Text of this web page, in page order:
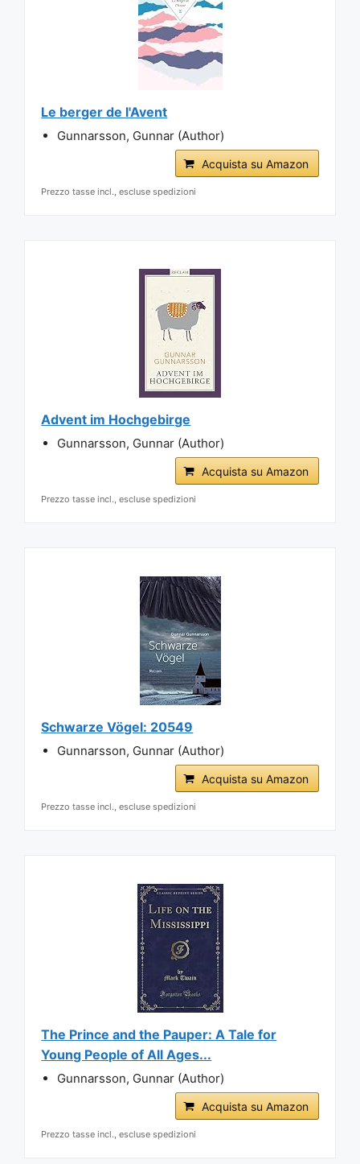
Le berger de l'Avent
Gunnarsson, Gunnar (Author)
Acquista su Amazon
Prezzo tasse incl., escluse spedizioni
Advent im Hochgebirge
Gunnarsson, Gunnar (Author)
Acquista su Amazon
Prezzo tasse incl., escluse spedizioni
Schwarze Vögel: 20549
Gunnarsson, Gunnar (Author)
Acquista su Amazon
Prezzo tasse incl., escluse spedizioni
The Prince and the Pauper: A Tale for
Young People of All Ages...
Gunnarsson, Gunnar (Author)
Acquista su Amazon
Prezzo tasse incl., escluse spedizioni